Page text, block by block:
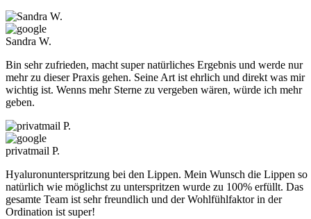
Sandra W.
Bin sehr zufrieden, macht super natürliches Ergebnis und werde nur
mehr zu dieser Praxis gehen. Seine Art ist ehrlich und direkt was mir
wichtig ist. Wenns mehr Sterne zu vergeben wären, würde ich mehr
geben.
privatmail P.
Hyaluronunterspritzung bei den Lippen. Mein Wunsch die Lippen so
natürlich wie möglichst zu unterspritzen wurde zu 100% erfüllt. Das
gesamte Team ist sehr freundlich und der Wohlfühlfaktor in der
Ordination ist super!